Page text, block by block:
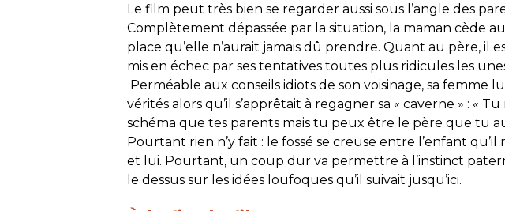
Le film peut très bien se regarder aussi sous l’angle des
Complètement dépassée par la situation, la maman cède
place qu’elle n’aurait jamais dû prendre. Quant au père, il
mis en échec par ses tentatives toutes plus ridicules les
Perméable aux conseils idiots de son voisinage, sa femme
vérités alors qu’il s’apprêtait à regagner sa « caverne » : «
schéma que tes parents mais tu peux être le père que tu
Pourtant rien n’y fait : le fossé se creuse entre l’enfant qu’il
et lui. Pourtant, un coup dur va permettre à l’instinct
le dessus sur les idées loufoques qu’il suivait jusqu’ici.